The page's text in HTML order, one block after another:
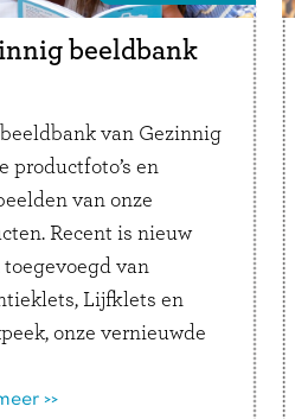
beeldbank
van Gezinnig
productfoto’s en
van onze
Recent is nieuw
toegevoegd van
Lijfklets en
onze vernieuwde
Emotieklets,
>>